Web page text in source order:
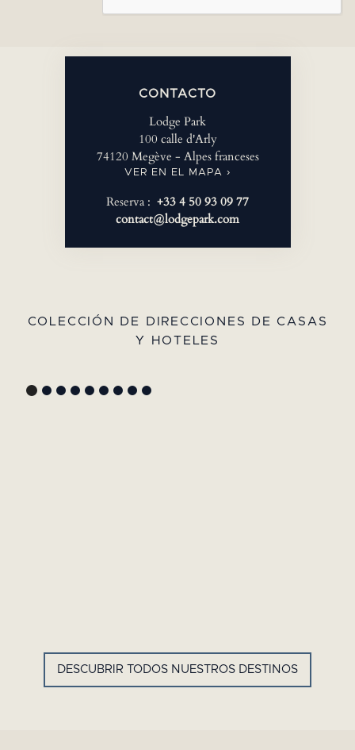
CONTACTO
Lodge Park
100 calle d'Arly
74120 Megève - Alpes franceses
VER EN EL MAPA ›
Reserva : +33 4 50 93 09 77
contact@lodgepark.com
COLECCIÓN DE DIRECCIONES DE CASAS
Y HOTELES
DESCUBRIR TODOS NUESTROS DESTINOS